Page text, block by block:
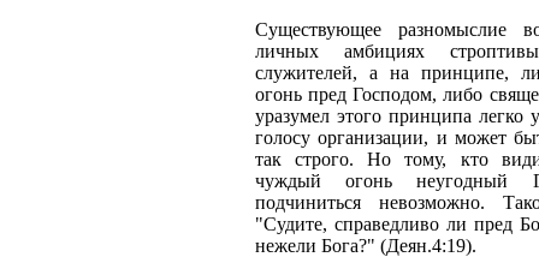
Существующее разномыслие
личных амбициях
служителей, а на принципе,
огонь пред Господом, либо
уразумел этого принципа легко
голосу организации, и может
так строго. Но тому, кто
чуждый огонь неугодный
подчиниться невозможно.
"Судите, спра­ведливо ли пред
нежели Бога?" (Деян.4:19).